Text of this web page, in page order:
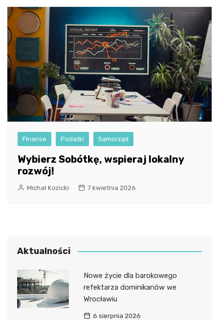
Finanse Podatki Samorząd
Wybierz Sobótkę, wspieraj lokalny
rozwój!
Michał Kozicki 7 kwietnia 2026
Aktualności
Nowe życie dla barokowego
refektarza dominikanów we
Wrocławiu
6 sierpnia 2026